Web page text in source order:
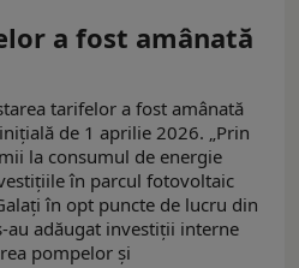
a fost amânată
tarifelor a fost amânată
de 1 aprilie 2026. „Prin
la consumul de energie
în parcul fotovoltaic
în opt puncte de lucru din
au adăugat investiții interne
pompelor și